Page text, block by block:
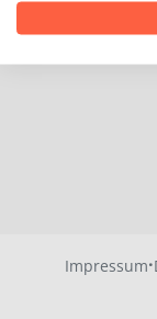
Impressum·